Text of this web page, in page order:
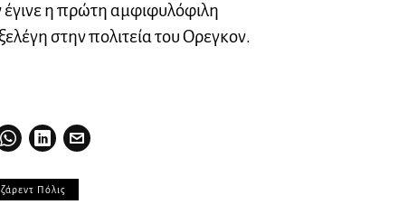
έγινε η πρώτη αμφιφυλόφιλη
στην πολιτεία του Ορεγκον.
Πόλις